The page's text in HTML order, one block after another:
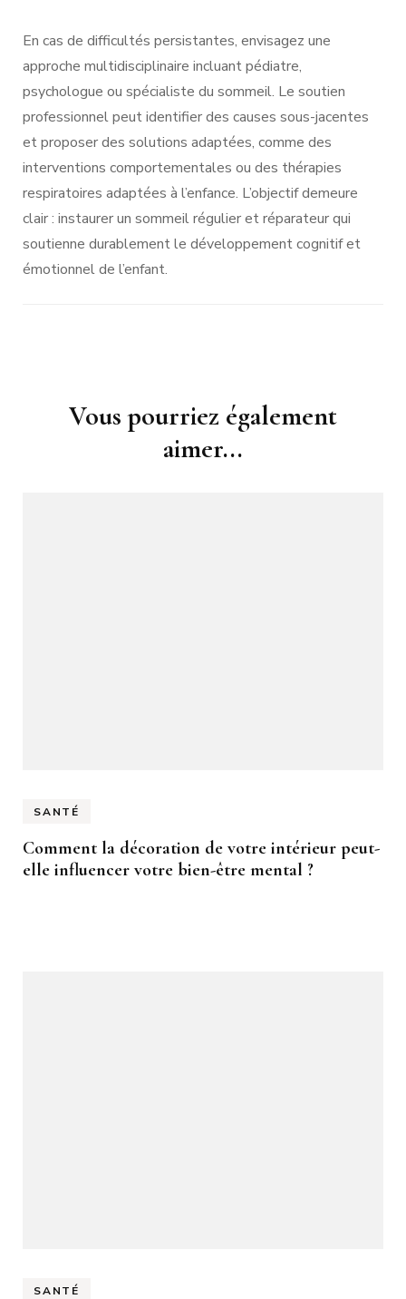
En cas de difficultés persistantes, envisagez une
approche multidisciplinaire incluant pédiatre,
psychologue ou spécialiste du sommeil. Le soutien
professionnel peut identifier des causes sous-jacentes
et proposer des solutions adaptées, comme des
interventions comportementales ou des thérapies
respiratoires adaptées à l’enfance. L’objectif demeure
clair : instaurer un sommeil régulier et réparateur qui
soutienne durablement le développement cognitif et
émotionnel de l’enfant.
Navigation
Vous pourriez également
aimer...
SANTÉ
Comment la décoration de votre intérieur peut-
elle influencer votre bien-être mental ?
SANTÉ